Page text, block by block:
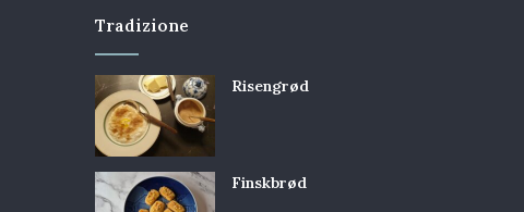
Tradizione
Risengrød
Finskbrød